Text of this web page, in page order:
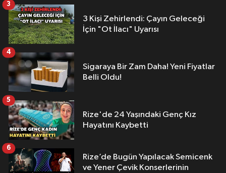
3 Kişi Zehirlendi: Çayın Geleceği
İçin "Ot İlacı" Uyarısı
3
Sigaraya Bir Zam Daha! Yeni Fiyatlar
Belli Oldu!
4
Rize'de 24 Yaşındaki Genç Kız
Hayatını Kaybetti
5
Rize’de Bugün Yapılacak Semicenk
ve Yener Çevik Konserlerinin
6